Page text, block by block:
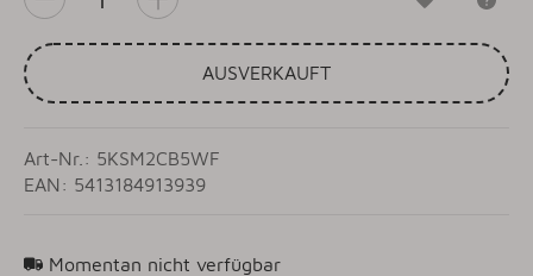
AUSVERKAUFT
Art-Nr.: 5KSM2CB5WF
EAN: 5413184913939
Momentan nicht verfügbar